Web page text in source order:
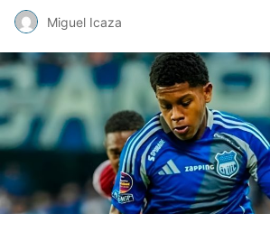
Miguel Icaza